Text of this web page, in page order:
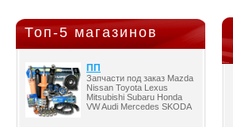
Топ-5 магазинов
ПП
Запчасти под заказ Mazda
Nissan Toyota Lexus
Mitsubishi Subaru Honda
VW Audi Mercedes SKODA